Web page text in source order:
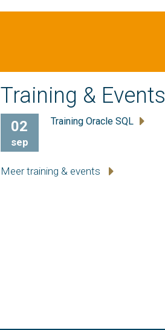
Training & Events
02
sep
Training Oracle SQL
Meer training & events